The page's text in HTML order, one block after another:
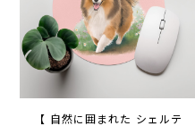
【 自然に囲まれた シェルテ